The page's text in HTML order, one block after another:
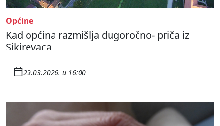
Općine
Kad općina razmišlja dugoročno- priča iz
Sikirevaca
29.03.2026. u 16:00